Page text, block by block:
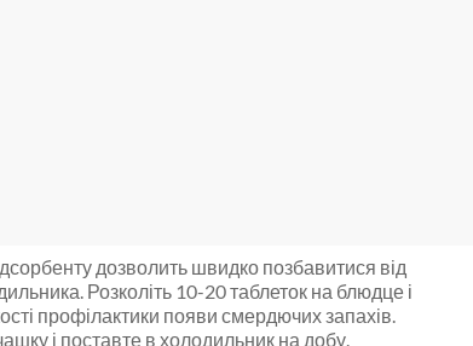
дозволить швидко позбавитися від
Розколіть 10-20 таблеток на блюдце і
профілактики появи смердючих запахів.
і поставте в холодильник на добу.